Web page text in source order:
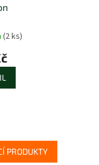
(2 ks)
PRODUKTY